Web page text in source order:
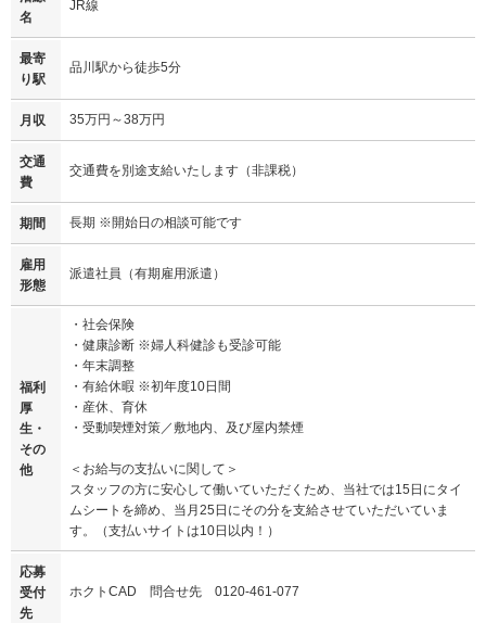
名
JR線
最寄
り駅
品川駅から徒歩5分
月収 35万円～38万円
交通
費
交通費を別途支給いたします（非課税）
期間 長期 ※開始日の相談可能です
雇用
形態
派遣社員（有期雇用派遣）
福利
厚
生・
その
他
・社会保険
・健康診断 ※婦人科健診も受診可能
・年末調整
・有給休暇 ※初年度10日間
・産休、育休
・受動喫煙対策／敷地内、及び屋内禁煙
＜お給与の支払いに関して＞
スタッフの方に安心して働いていただくため、当社では15日にタイ
ムシートを締め、当月25日にその分を支給させていただいていま
す。（支払いサイトは10日以内！）
応募
受付
先
ホクトCAD 問合せ先 0120-461-077